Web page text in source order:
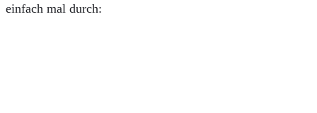
einfach mal durch: